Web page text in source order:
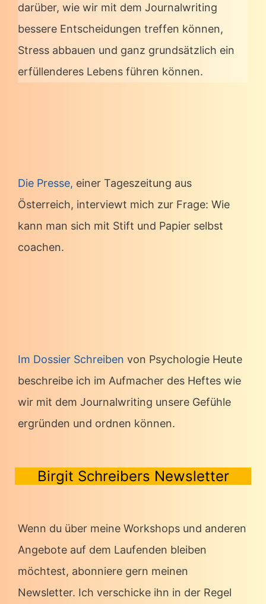
darüber, wie wir mit dem Journalwriting
bessere Entscheidungen treffen können,
Stress abbauen und ganz grundsätzlich ein
erfüllenderes Lebens führen können.
Die Presse, einer Tageszeitung aus
Österreich, interviewt mich zur Frage: Wie
kann man sich mit Stift und Papier selbst
coachen.
Im Dossier Schreiben von Psychologie Heute
beschreibe ich im Aufmacher des Heftes wie
wir mit dem Journalwriting unsere Gefühle
ergründen und ordnen können.
Birgit Schreibers Newsletter
Wenn du über meine Workshops und anderen
Angebote auf dem Laufenden bleiben
möchtest, abonniere gern meinen
Newsletter. Ich verschicke ihn in der Regel